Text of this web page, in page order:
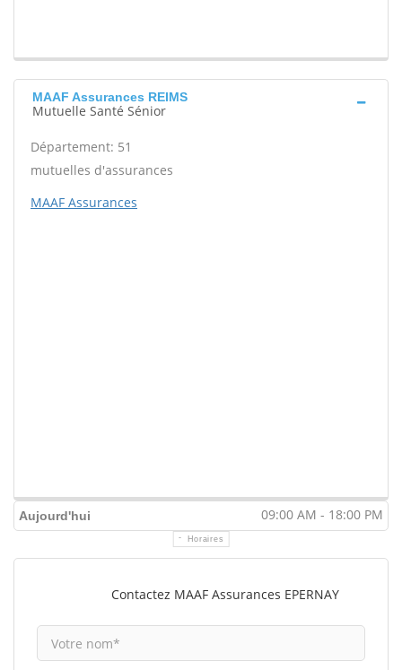
MAAF Assurances REIMS
Mutuelle Santé Sénior
Département: 51
mutuelles d'assurances
MAAF Assurances
Aujourd'hui 09:00 AM - 18:00 PM
Horaires
Contactez MAAF Assurances EPERNAY